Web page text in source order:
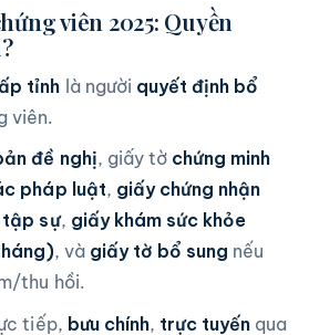
viên 2025: Quyền
tỉnh là người quyết định bổ
viên.
đề nghị, giấy tờ chứng minh
pháp luật, giấy chứng nhận
tập sự, giấy khám sức khỏe
, và giấy tờ bổ sung nếu
thu hồi.
tiếp, bưu chính, trực tuyến qua